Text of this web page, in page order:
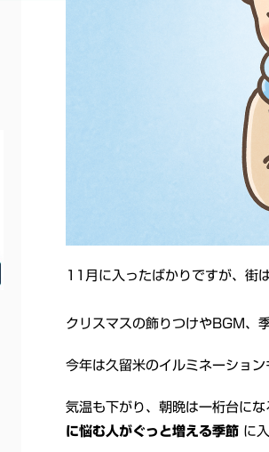
11月に入ったばかりですが、街
クリスマスの飾りつけやBGM、
今年は久留米のイルミネーショ
気温も下がり、朝晩は一桁台に
に悩む人がぐっと増える季節 に